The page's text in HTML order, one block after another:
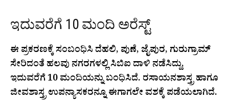
ಇದುವರೆಗೆ 10 ಮಂದಿ ಅರೆಸ್ಟ್
ಈ ಪ್ರಕರಣಕ್ಕೆ ಸಂಬಂಧಿಸಿ ದೆಹಲಿ, ಪುಣೆ, ಜೈಪುರ, ಗುರುಗ್ರಾಮ್
ಸೇರಿದಂತೆ ಹಲವು ನಗರಗಳಲ್ಲಿ ಸಿಬಿಐ ದಾಳಿ ನಡೆಸಿದ್ದು,
ಇದುವರೆಗೆ 10 ಮಂದಿಯನ್ನು ಬಂಧಿಸಿದೆ. ರಸಾಯನಶಾಸ್ತ್ರ ಹಾಗೂ
ಜೀವಶಾಸ್ತ್ರ ಉಪನ್ಯಾಸಕರನ್ನೂ ಈಗಾಗಲೇ ವಶಕ್ಕೆ ಪಡೆಯಲಾಗಿದೆ.